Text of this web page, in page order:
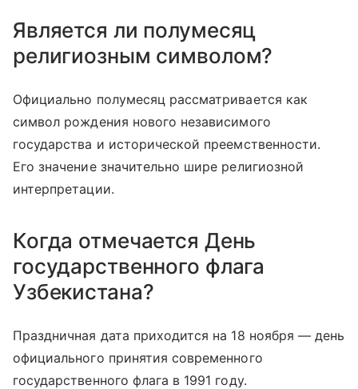
Является ли полумесяц
религиозным символом?
Официально полумесяц рассматривается как
символ рождения нового независимого
государства и исторической преемственности.
Его значение значительно шире религиозной
интерпретации.
Когда отмечается День
государственного флага
Узбекистана?
Праздничная дата приходится на 18 ноября — день
официального принятия современного
государственного флага в 1991 году.